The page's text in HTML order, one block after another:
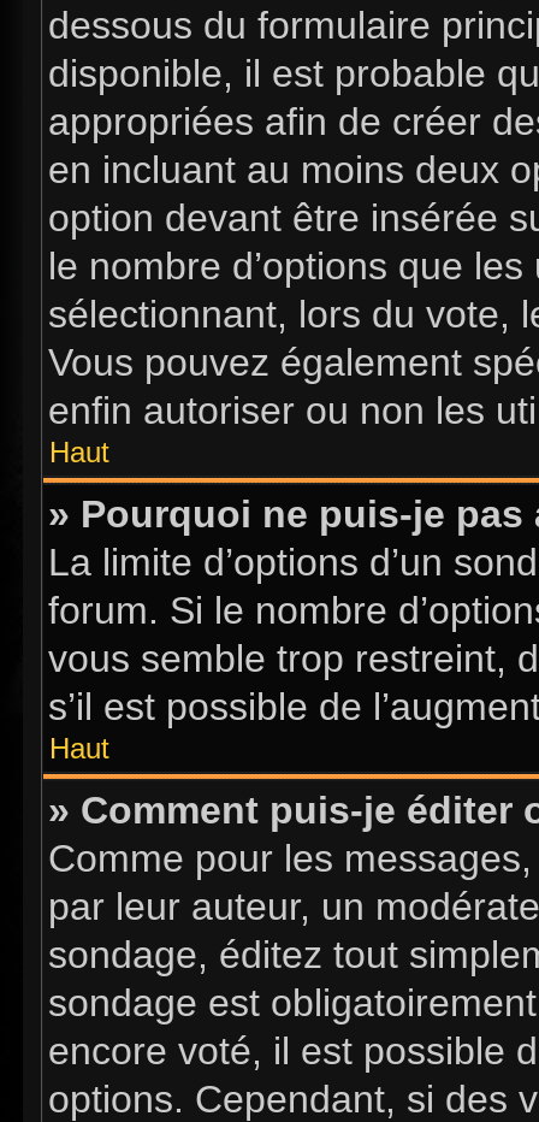
dessous du formulaire
disponible, il est probable
appropriées afin de créer
en incluant au moins deux
option devant être insérée
le nombre d’options que
sélectionnant, lors du vote,
Vous pouvez également
enfin autoriser ou non les
Haut
» Pourquoi ne puis-je
La limite d’options d’un
forum. Si le nombre
vous semble trop restreint,
s’il est possible de
Haut
» Comment puis-je éditer
Comme pour les
par leur auteur, un
sondage, éditez tout
sondage est
encore voté, il est possible
options. Cependant, si des